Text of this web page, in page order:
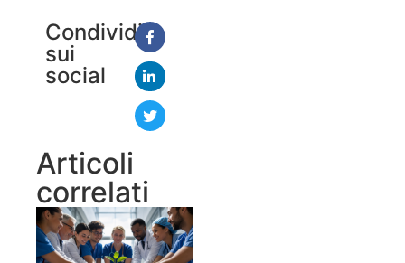
Condividi
sui
social
Articoli
correlati